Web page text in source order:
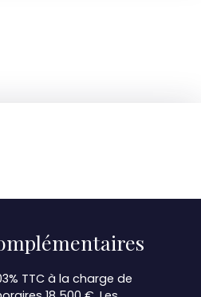
TTC à la charge de